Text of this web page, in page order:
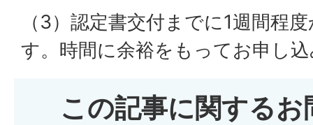
（3）認定書交付までに1週間程
す。時間に余裕をもってお申し
この記事に関する